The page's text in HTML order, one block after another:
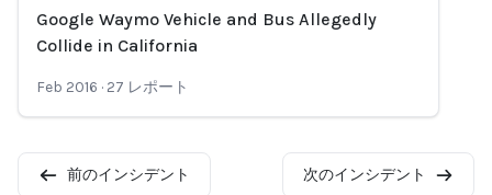
Loading...
Google Waymo Vehicle and Bus Allegedly
Collide in California
Feb 2016 · 27 レポート
前のインシデント 次のインシデント